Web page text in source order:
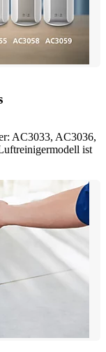
AC3033, AC3036,
ist